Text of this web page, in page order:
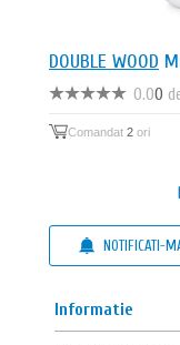
DOUBLE WOOD
0.00
Comandat 2ori
NOTIFICATI-
Informatie